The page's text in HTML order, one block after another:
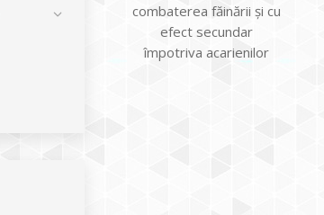
combaterea făinării şi cu
efect secundar
împotriva acarienilor